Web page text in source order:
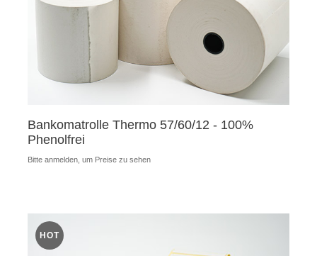
Bankomatrolle Thermo 57/60/12 - 100%
Phenolfrei
Bitte anmelden, um Preise zu sehen
HOT